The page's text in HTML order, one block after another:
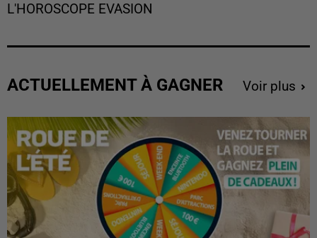
L'HOROSCOPE EVASION
ACTUELLEMENT À GAGNER Voir plus